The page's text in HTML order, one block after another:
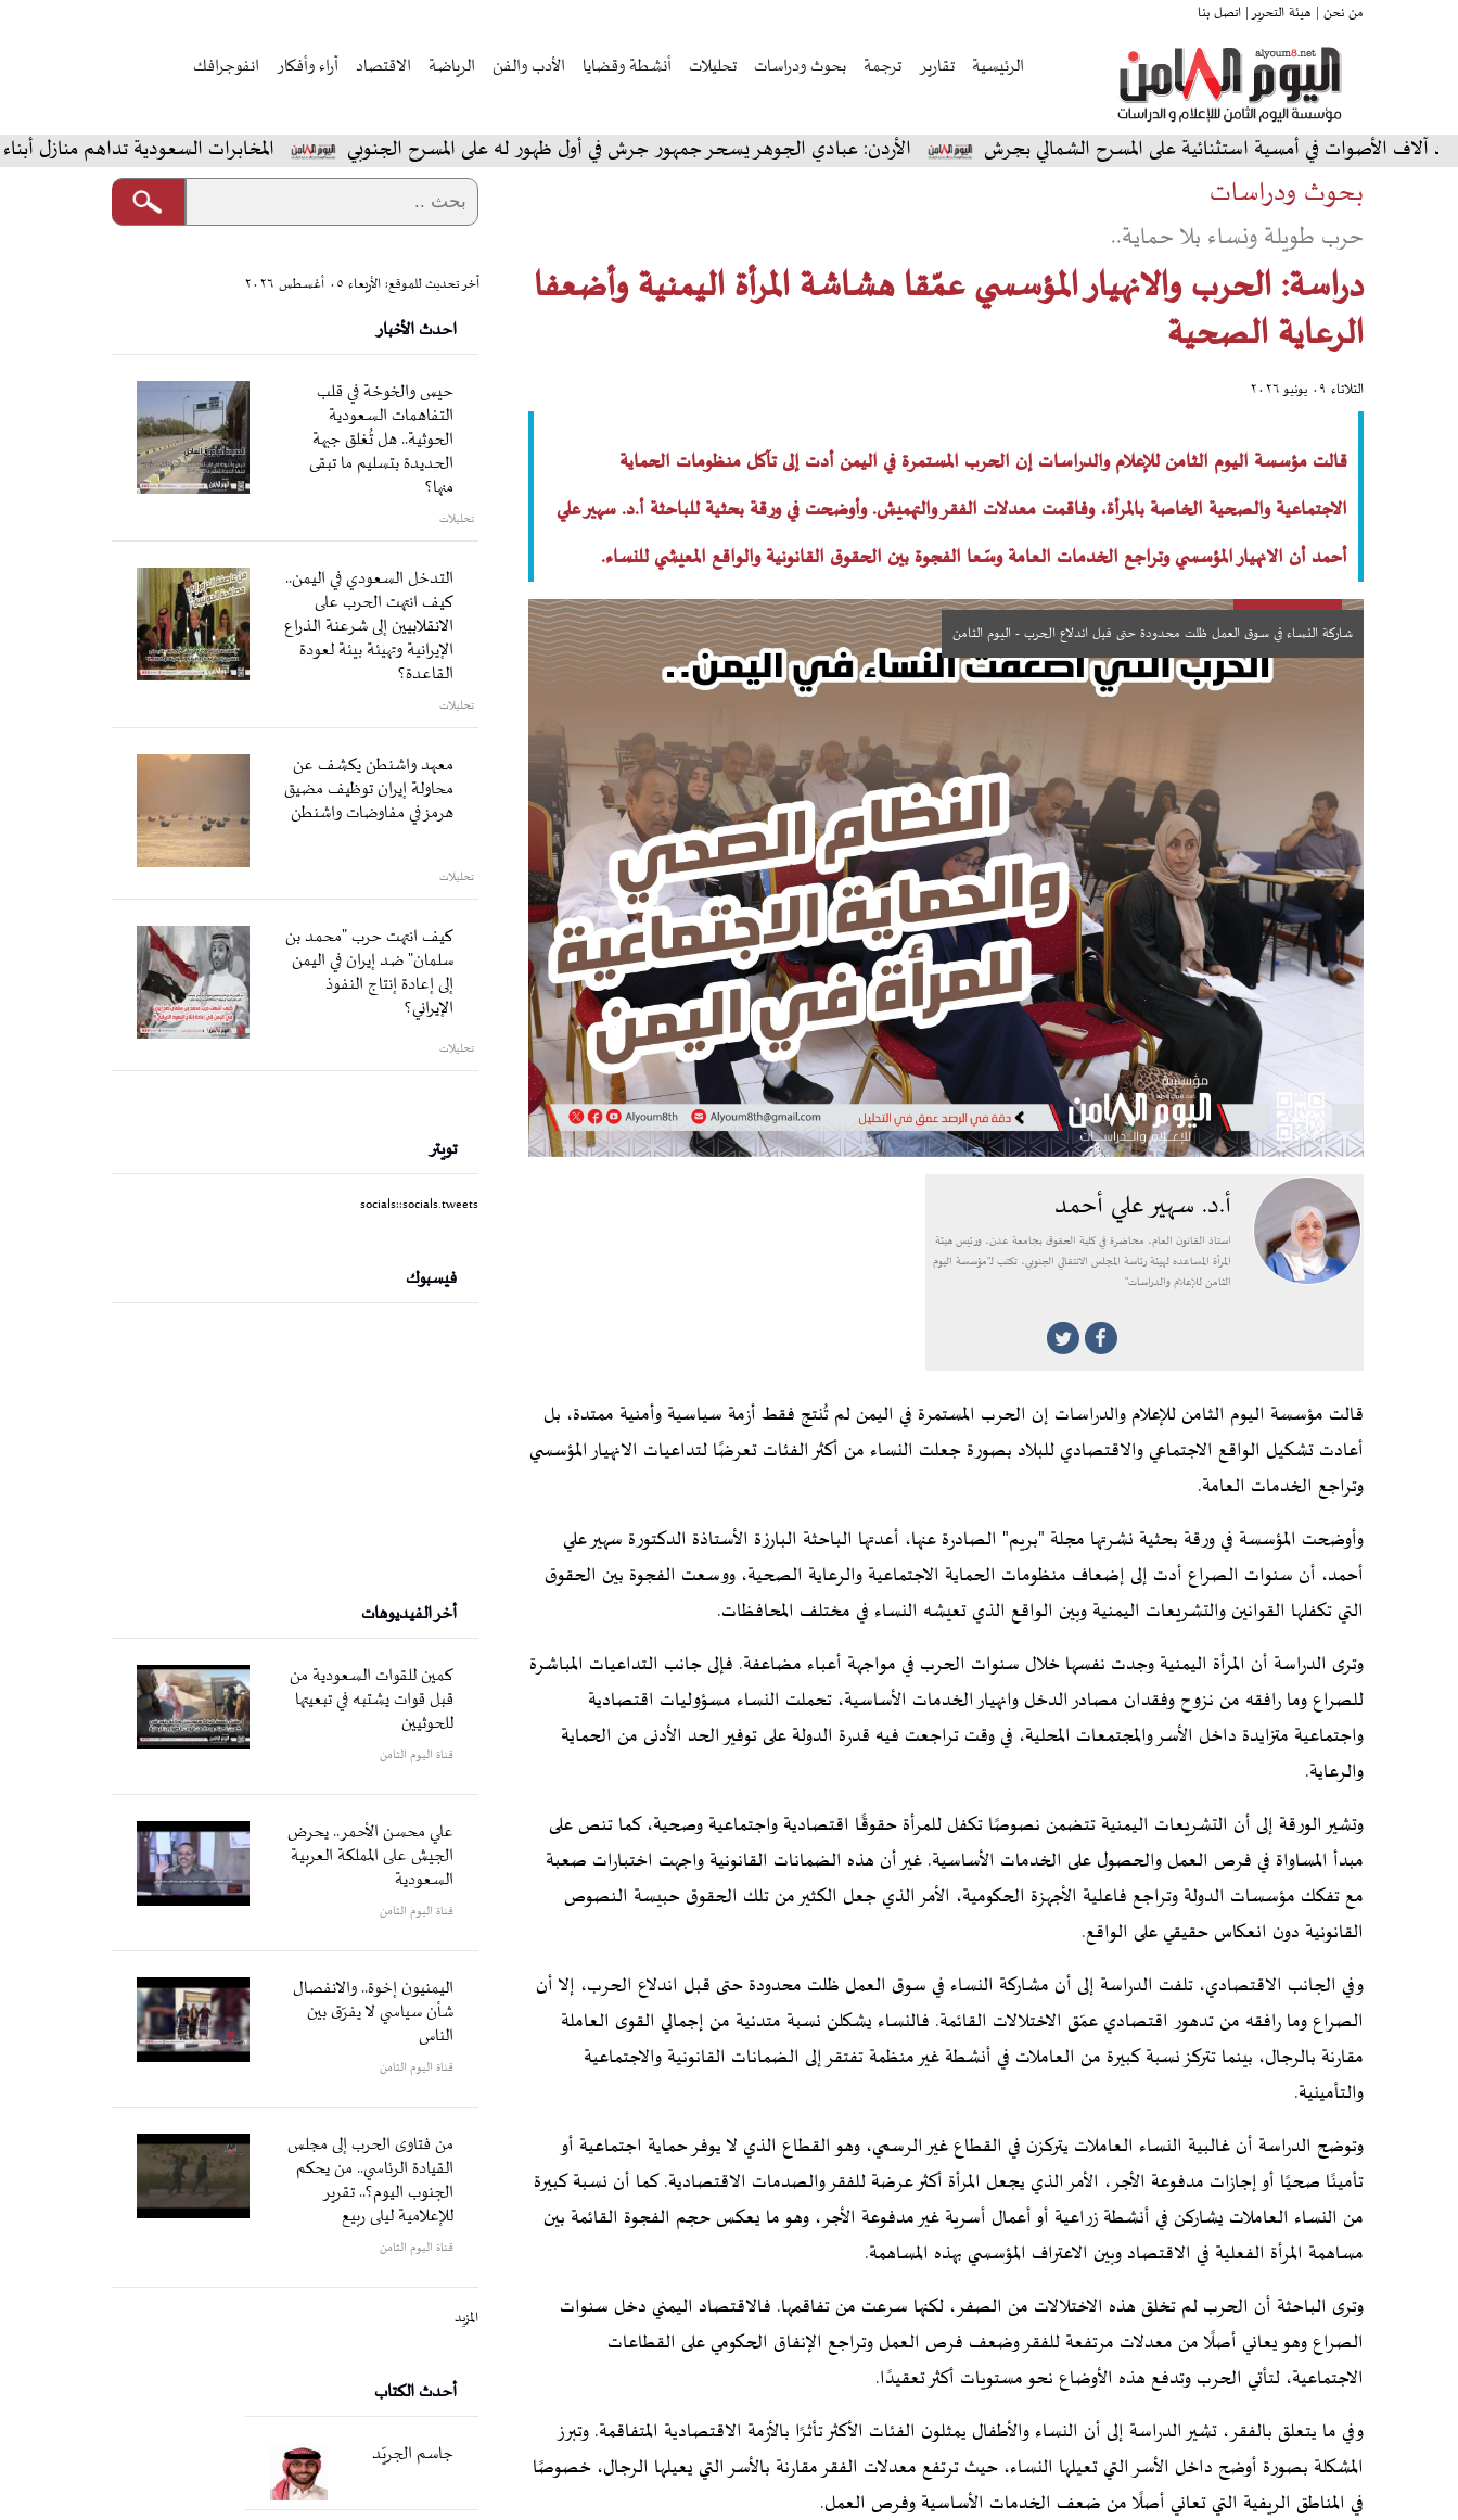
من نحن | هيئة التحرير | اتصل بنا
الرئيسية تقارير ترجمة بحوث ودراسات تحليلات أنشطة وقضايا الأدب والفن الرياضة الاقتصاد آراء وأفكار انفوجرافك
في أمسية استثنائية على المسرح الشمالي بجرش الأردن: عبادي الجوهر يسحر جمهور جرش في أول ظهور له على المسرح الجنوبي المخابرات السعودية تداهم منازل أبناء المهرة في
بحوث ودراسات
حرب طويلة ونساء بلا حماية..
دراسة: الحرب والانهيار المؤسسي عمّقا هشاشة المرأة اليمنية وأضعفا
الرعاية الصحية
الثلاثاء ٠٩ يونيو ٢٠٢٦
قالت مؤسسة اليوم الثامن للإعلام والدراسات إن الحرب المستمرة في اليمن أدت إلى تآكل منظومات الحماية
الاجتماعية والصحية الخاصة بالمرأة، وفاقمت معدلات الفقر والتهميش. وأوضحت في ورقة بحثية للباحثة أ.د. سهير علي
أحمد أن الانهيار المؤسسي وتراجع الخدمات العامة وسّعا الفجوة بين الحقوق القانونية والواقع المعيشي للنساء.
شاركة النساء في سوق العمل ظلت محدودة حتى قبل اندلاع الحرب - اليوم الثامن
أ.د. سهير علي أحمد
استاذ القانون العام، محاضرة في كلية الحقوق بجامعة عدن، ورئيس هيئة
المرأة المساعده لهيئة رئاسة المجلس الانتقالي الجنوبي، تكتب لـ"مؤسسة اليوم
الثامن للإعلام والدراسات"
قالت مؤسسة اليوم الثامن للإعلام والدراسات إن الحرب المستمرة في اليمن لم تُنتج فقط أزمة سياسية وأمنية ممتدة، بل
أعادت تشكيل الواقع الاجتماعي والاقتصادي للبلاد بصورة جعلت النساء من أكثر الفئات تعرضًا لتداعيات الانهيار المؤسسي
وتراجع الخدمات العامة.
وأوضحت المؤسسة في ورقة بحثية نشرتها مجلة "بريم" الصادرة عنها، أعدتها الباحثة البارزة الأستاذة الدكتورة سهير علي
أحمد، أن سنوات الصراع أدت إلى إضعاف منظومات الحماية الاجتماعية والرعاية الصحية، ووسعت الفجوة بين الحقوق
التي تكفلها القوانين والتشريعات اليمنية وبين الواقع الذي تعيشه النساء في مختلف المحافظات.
وترى الدراسة أن المرأة اليمنية وجدت نفسها خلال سنوات الحرب في مواجهة أعباء مضاعفة. فإلى جانب التداعيات المباشرة
للصراع وما رافقه من نزوح وفقدان مصادر الدخل وانهيار الخدمات الأساسية، تحملت النساء مسؤوليات اقتصادية
واجتماعية متزايدة داخل الأسر والمجتمعات المحلية، في وقت تراجعت فيه قدرة الدولة على توفير الحد الأدنى من الحماية
والرعاية.
وتشير الورقة إلى أن التشريعات اليمنية تتضمن نصوصًا تكفل للمرأة حقوقًا اقتصادية واجتماعية وصحية، كما تنص على
مبدأ المساواة في فرص العمل والحصول على الخدمات الأساسية. غير أن هذه الضمانات القانونية واجهت اختبارات صعبة
مع تفكك مؤسسات الدولة وتراجع فاعلية الأجهزة الحكومية، الأمر الذي جعل الكثير من تلك الحقوق حبيسة النصوص
القانونية دون انعكاس حقيقي على الواقع.
وفي الجانب الاقتصادي، تلفت الدراسة إلى أن مشاركة النساء في سوق العمل ظلت محدودة حتى قبل اندلاع الحرب، إلا أن
الصراع وما رافقه من تدهور اقتصادي عمّق الاختلالات القائمة. فالنساء يشكلن نسبة متدنية من إجمالي القوى العاملة
مقارنة بالرجال، بينما تتركز نسبة كبيرة من العاملات في أنشطة غير منظمة تفتقر إلى الضمانات القانونية والاجتماعية
والتأمينية.
وتوضح الدراسة أن غالبية النساء العاملات يتركزن في القطاع غير الرسمي، وهو القطاع الذي لا يوفر حماية اجتماعية أو
تأمينًا صحيًا أو إجازات مدفوعة الأجر، الأمر الذي يجعل المرأة أكثر عرضة للفقر والصدمات الاقتصادية. كما أن نسبة كبيرة
من النساء العاملات يشاركن في أنشطة زراعية أو أعمال أسرية غير مدفوعة الأجر، وهو ما يعكس حجم الفجوة القائمة بين
مساهمة المرأة الفعلية في الاقتصاد وبين الاعتراف المؤسسي بهذه المساهمة.
وترى الباحثة أن الحرب لم تخلق هذه الاختلالات من الصفر، لكنها سرعت من تفاقمها. فالاقتصاد اليمني دخل سنوات
الصراع وهو يعاني أصلًا من معدلات مرتفعة للفقر وضعف فرص العمل وتراجع الإنفاق الحكومي على القطاعات
الاجتماعية، لتأتي الحرب وتدفع هذه الأوضاع نحو مستويات أكثر تعقيدًا.
وفي ما يتعلق بالفقر، تشير الدراسة إلى أن النساء والأطفال يمثلون الفئات الأكثر تأثرًا بالأزمة الاقتصادية المتفاقمة. وتبرز
المشكلة بصورة أوضح داخل الأسر التي تعيلها النساء، حيث ترتفع معدلات الفقر مقارنة بالأسر التي يعيلها الرجال، خصوصًا
في المناطق الريفية التي تعاني أصلًا من ضعف الخدمات الأساسية وفرص العمل.
آخر تحديث للموقع: الأربعاء ٠٥ أغسطس ٢٠٢٦
احدث الأخبار
حيس والخوخة في قلب
التفاهمات السعودية
الحوثية.. هل تُغلق جبهة
الحديدة بتسليم ما تبقى
منها؟
تحليلات
التدخل السعودي في اليمن..
كيف انتهت الحرب على
الانقلابيين إلى شرعنة الذراع
الإيرانية وتهيئة بيئة لعودة
القاعدة؟
تحليلات
معهد واشنطن يكشف عن
محاولة إيران توظيف مضيق
هرمز في مفاوضات واشنطن
تحليلات
كيف انتهت حرب "محمد بن
سلمان" ضد إيران في اليمن
إلى إعادة إنتاج النفوذ
الإيراني؟
تحليلات
تويتر
socials::socials.tweets
فيسبوك
أخر الفيديوهات
كمين للقوات السعودية من
قبل قوات يشتبه في تبعيتها
للحوثيين
قناة اليوم الثامن
علي محسن الأحمر.. يحرض
الجيش على المملكة العربية
السعودية
قناة اليوم الثامن
اليمنيون إخوة.. والانفصال
شأن سياسي لا يفرّق بين
الناس
قناة اليوم الثامن
من فتاوى الحرب إلى مجلس
القيادة الرئاسي.. من يحكم
الجنوب اليوم؟.. تقرير
للإعلامية ليلى ربيع
قناة اليوم الثامن
المزيد
أحدث الكتاب
جاسم الجريّد